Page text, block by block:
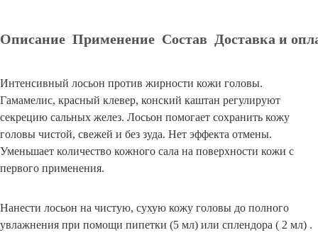
жирности",
Описание Применение Состав Доставка и
Интенсивный лосьон против жирности кожи головы.
Гамамелис, красный клевер, конский каштан регулируют
секрецию сальных желез. Лосьон помогает сохранить кожу
головы чистой, свежей и без зуда. Нет эффекта отмены.
Уменьшает количество кожного сала на поверхности кожи с
первого применения.
Нанести лосьон на чистую, сухую кожу головы до полного
увлажнения при помощи пипетки (5 мл) или сплендора ( 2 мл) .